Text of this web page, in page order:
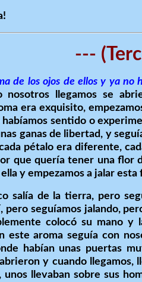
---
de los ojos de ellos y ya
nosotros llegamos se
era exquisito,
sentido o
ganas de libertad, y
pétalo era diferente,
que quería tener una flor
y empezamos a jalar
salía de la tierra, pero
pero seguíamos jalando,
colocó su mano
este aroma seguía con
habían unas puertas
y cuando
llevaban sobre sus